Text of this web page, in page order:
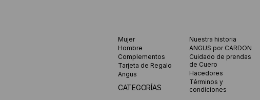
CAMISAS
HOMBRE
Mujer
Hombre
Complementos
Tarjeta de Regalo
Angus
CATEGORÍAS
Nuestra historia
ANGUS por CARDON
Cuidado de prendas
de Cuero
Hacedores
Términos y
condiciones